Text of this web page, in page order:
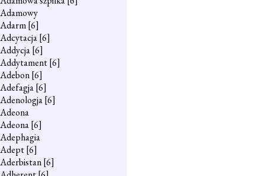
Adamowy
Adarm[6]
Adcytacja[6]
Addycja[6]
Addytament[6]
Adebon[6]
Adefagja[6]
Adenologja[6]
Adeona
Adeona[6]
Adephagia
Adept[6]
Aderbistan[6]